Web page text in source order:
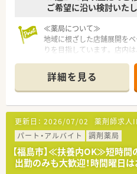
ご希望に沿い検討いたし
≪薬局について≫
地域に根ざした店舗展開を
りを目指しています。 店内
■内科、脳外科、外科神経内
科など珍しい科目に触れる
■週20時間のご勤務から社
■福島県内に広く展開してお
おります。
■助け合いの精神が根付いて
評がございます。
■社内独自の研修制度もご用
りの成長サポートが出来る環
詳細を見る
更新日： 2026/07/02 薬剤師求人
パート・アルバイト
調剤薬局
【福島市】≪扶養内OK≫短時
出勤のみも大歓迎！時間曜日